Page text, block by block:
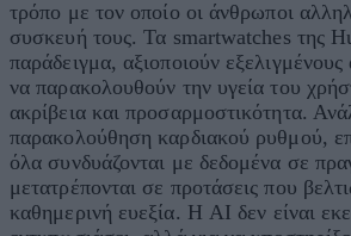
τρόπο με τον οποίο οι άνθρωποι
συσκευή τους. Τα smartwatches της
παράδειγμα, αξιοποιούν
να παρακολουθούν την υγεία του
ακρίβεια και προσαρμοστικότητα.
παρακολούθηση καρδιακού ρυθμού,
όλα συνδυάζονται με δεδομένα σε
μετατρέπονται σε προτάσεις που
καθημερινή ευεξία. Η AI δεν είναι